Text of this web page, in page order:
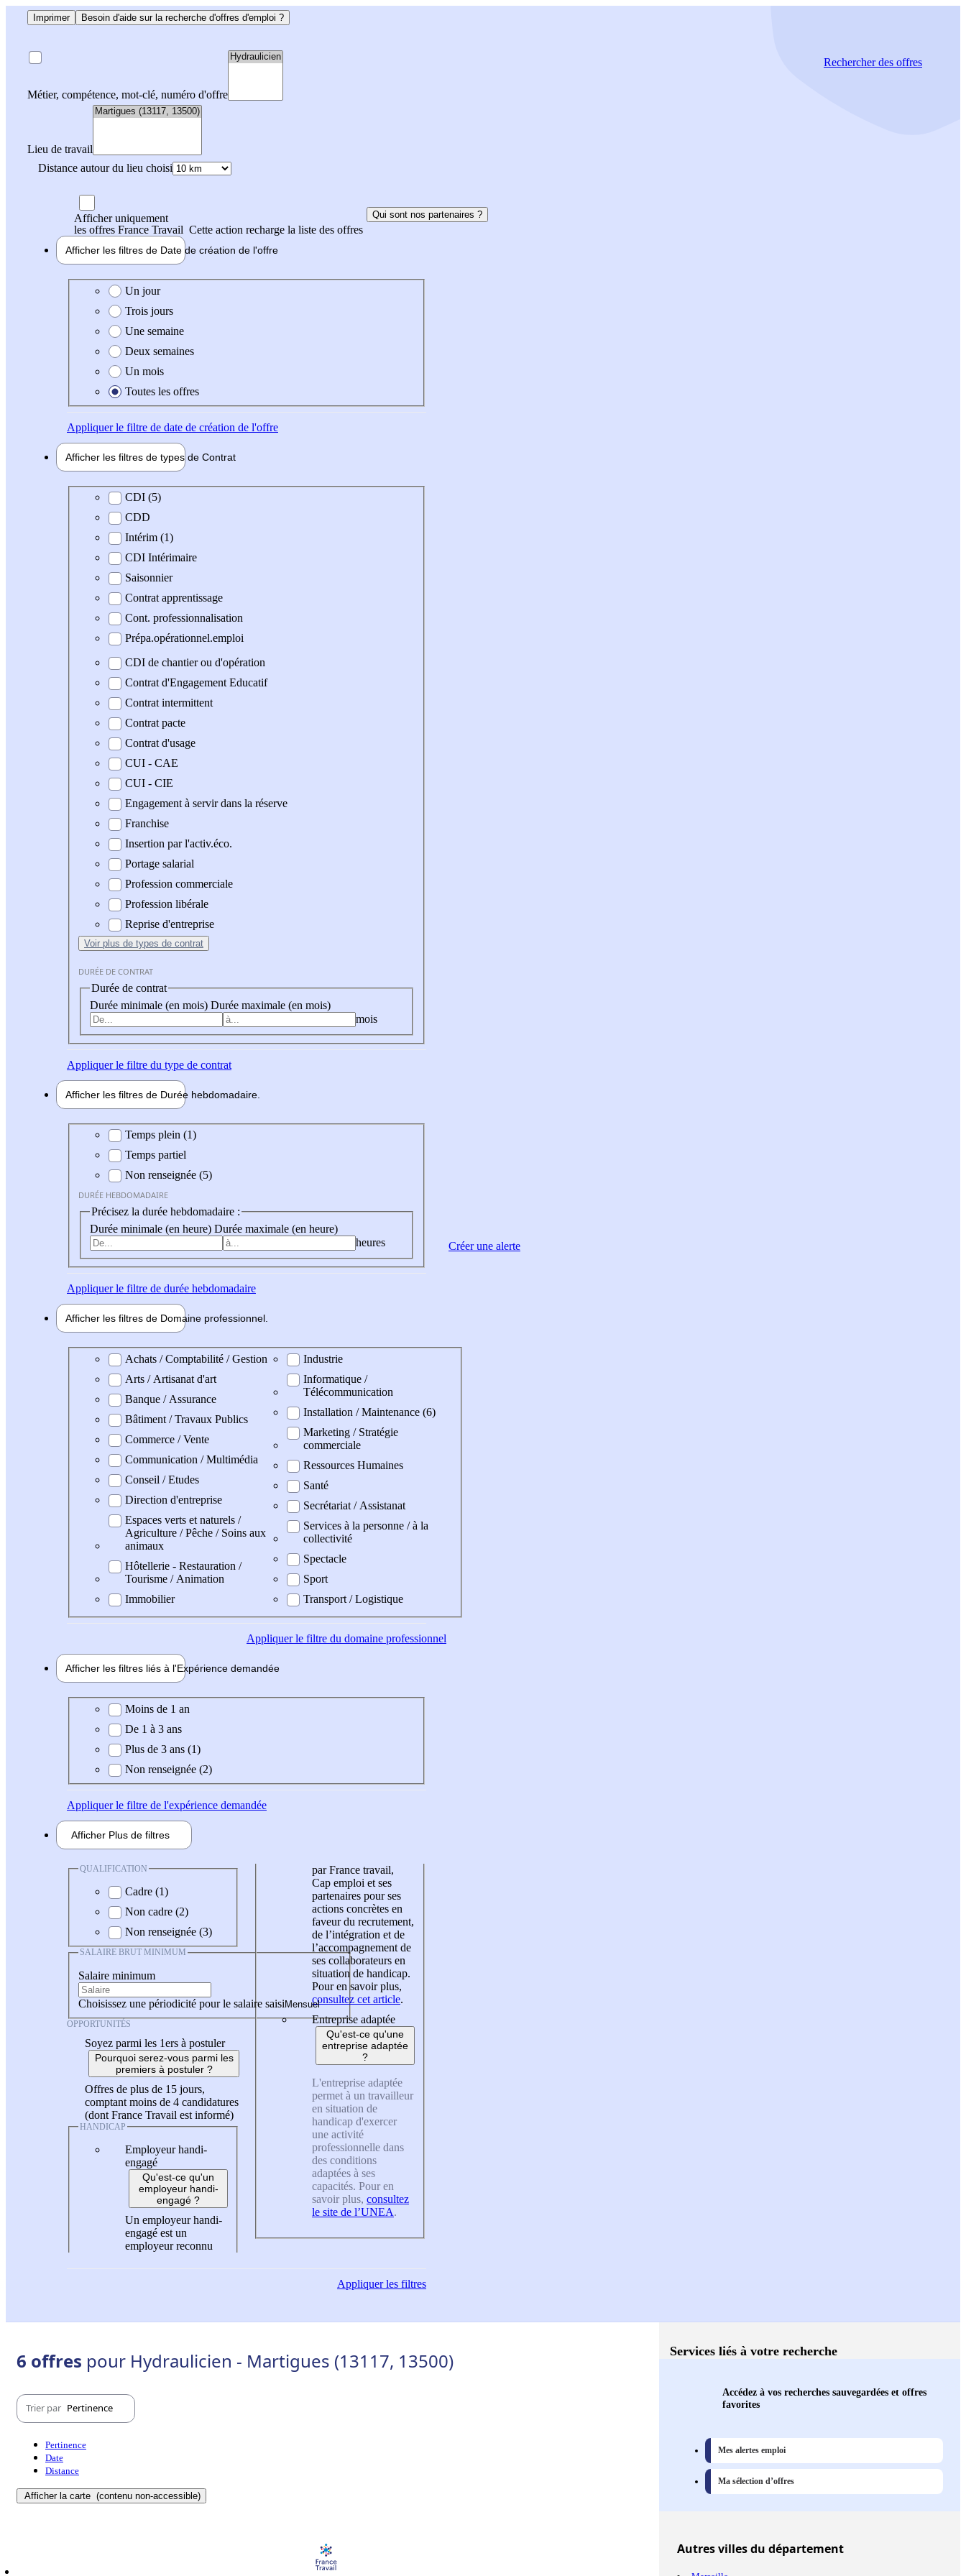
Imprimer Besoin d'aide sur la recherche d'offres d'emploi ?
Métier, compétence, mot-clé, numéro d'offre
Lieu de travail
Distance autour du lieu choisi
Rechercherdes offres
Afficher uniquement
les offres France Travail Cette action recharge la liste des offres
Qui sont nos partenaires ?
Afficher les filtres de Date de création de l'offre
Date de création de l'offre
Un jour
Trois jours
Une semaine
Deux semaines
Un mois
Toutes les offres
Appliquerle filtre de date de création de l'offre
Afficher les filtres de types de Contrat
Type de contrat
CDI (5)
CDD
Intérim (1)
CDI Intérimaire
Saisonnier
Contrat apprentissage
Cont. professionnalisation
Prépa.opérationnel.emploi
CDI de chantier ou d'opération
Contrat d'Engagement Educatif
Contrat intermittent
Contrat pacte
Contrat d'usage
CUI - CAE
CUI - CIE
Engagement à servir dans la réserve
Franchise
Insertion par l'activ.éco.
Portage salarial
Profession commerciale
Profession libérale
Reprise d'entreprise
Voir plus de types de contrat
DURÉE DE CONTRAT
Durée de contrat
Durée minimale (en mois) Durée maximale (en mois)
mois
Appliquerle filtre du type de contrat
Afficher les filtres de Durée hebdomadaire
Durée hebdomadaire
Temps plein (1)
Temps partiel
Non renseignée (5)
DURÉE HEBDOMADAIRE
Précisez la durée hebdomadaire :
Durée minimale (en heure) Durée maximale (en heure)
heures
Appliquerle filtre de durée hebdomadaire
Afficher les filtres de Domaine professionnel
Domaine professionel
Achats / Comptabilité / Gestion
Arts / Artisanat d'art
Banque / Assurance
Bâtiment / Travaux Publics
Commerce / Vente
Communication / Multimédia
Conseil / Etudes
Direction d'entreprise
Espaces verts et naturels /
Agriculture / Pêche / Soins aux
animaux
Hôtellerie - Restauration /
Tourisme / Animation
Immobilier
Industrie
Informatique /
Télécommunication
Installation / Maintenance (6)
Marketing / Stratégie
commerciale
Ressources Humaines
Santé
Secrétariat / Assistanat
Services à la personne / à la
collectivité
Spectacle
Sport
Transport / Logistique
Appliquerle filtre du domaine professionnel
Afficher les filtres liés à l'Expérience demandée
Expérience demandée
Moins de 1 an
De 1 à 3 ans
Plus de 3 ans (1)
Non renseignée (2)
Appliquerle filtre de l'expérience demandée
Afficher Plus de filtres
QUALIFICATION
Cadre (1)
Non cadre (2)
Non renseignée (3)
SALAIRE BRUT MINIMUM
Salaire minimum
Choisissez une périodicité pour le salaire saisi
OPPORTUNITÉS
Soyez parmi les 1ers à postuler
Pourquoi serez-vous parmi les
premiers à postuler ?
Offres de plus de 15 jours,
comptant moins de 4 candidatures
(dont France Travail est informé)
HANDICAP
Employeur handi-
engagé
Qu'est-ce qu'un
employeur handi-
engagé ?
Un employeur handi-
engagé est un
employeur reconnu
par France travail,
Cap emploi et ses
partenaires pour ses
actions concrètes en
faveur du recrutement,
de l’intégration et de
l’accompagnement de
ses collaborateurs en
situation de handicap.
Pour en savoir plus,
consultez cet article.
Entreprise adaptée
Qu'est-ce qu'une
entreprise adaptée
?
L'entreprise adaptée
permet à un travailleur
en situation de
handicap d'exercer
une activité
professionnelle dans
des conditions
adaptées à ses
capacités. Pour en
savoir plus, consultez
le site de l’UNEA.
Appliquerles filtres
Créer une alerte
6 offres pour Hydraulicien - Martigues (13117, 13500)
Trier par Pertinence
Pertinence
Date
Distance
Afficher la carte (contenu non-accessible)
Services liés à votre recherche
Accédez à vos recherches sauvegardées et offres
favorites
Mes alertes emploi
Ma sélection d’offres
Autresvillesdu département